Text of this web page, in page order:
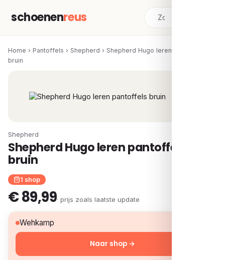
schoenenreus
Home › Pantoffels › Shepherd › Shepherd Hugo leren pantoffels
bruin
Shepherd
Shepherd Hugo leren pantoffels
bruin
1 shop
€ 89,99· prijs zoals laatste update
Wehkamp
Naar shop →